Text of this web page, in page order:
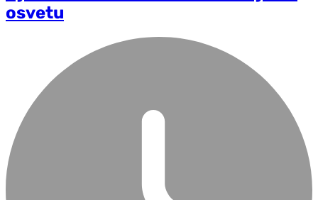
osvetu